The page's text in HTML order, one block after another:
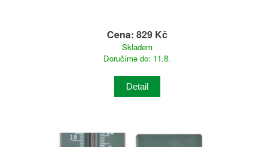
Cena: 829 Kč
Skladem
Doručíme do: 11.8.
Detail